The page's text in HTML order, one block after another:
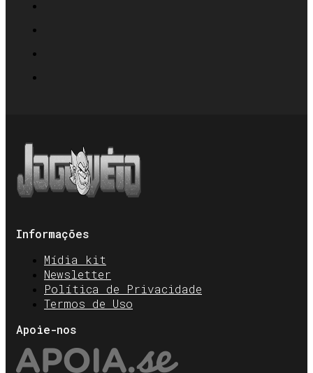
Informações
Mídia kit
Newsletter
Política de Privacidade
Termos de Uso
Apoie-nos